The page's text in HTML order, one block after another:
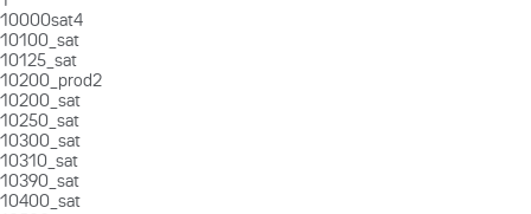
10000sat4
10100_sat
10125_sat
10200_prod2
10200_sat
10250_sat
10300_sat
10310_sat
10390_sat
10400_sat